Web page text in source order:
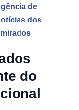
de
dos
do